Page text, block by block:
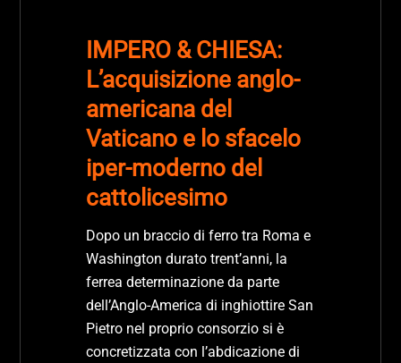
IMPERO & CHIESA:
L’acquisizione anglo-
americana del
Vaticano e lo sfacelo
iper-moderno del
cattolicesimo
Dopo un braccio di ferro tra Roma e
Washington durato trent’anni, la
ferrea determinazione da parte
dell’Anglo-America di inghiottire San
Pietro nel proprio consorzio si è
concretizzata con l’abdicazione di